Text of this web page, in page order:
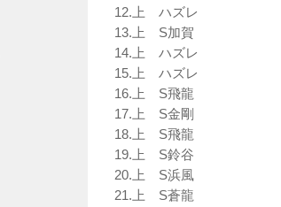
12.上 ハズレ
13.上 S加賀
14.上 ハズレ
15.上 ハズレ
16.上 S飛龍
17.上 S金剛
18.上 S飛龍
19.上 S鈴谷
20.上 S浜風
21.上 S蒼龍